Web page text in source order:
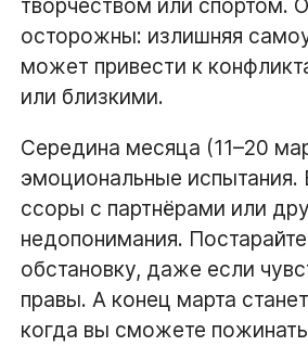
творчеством или спортом.
осторожны: излишняя
может привести к
или близкими.
Середина месяца (11–20
эмоциональные
ссоры с партнёрами или
недопонимания.
обстановку, даже если
правы. А конец марта
когда вы сможете